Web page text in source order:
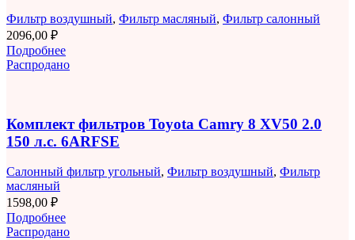
Фильтр воздушный, Фильтр масляный, Фильтр салонный
2096,00 ₽
Подробнее
Распродано
Комплект фильтров Toyota Camry 8 XV50 2.0
150 л.с. 6ARFSE
Салонный фильтр угольный, Фильтр воздушный, Фильтр
масляный
1598,00 ₽
Подробнее
Распродано